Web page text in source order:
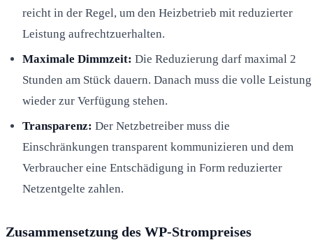
reicht in der Regel, um den Heizbetrieb mit reduzierter
Leistung aufrechtzuerhalten.
Maximale Dimmzeit: Die Reduzierung darf maximal 2
Stunden am Stück dauern. Danach muss die volle Leistung
wieder zur Verfügung stehen.
Transparenz: Der Netzbetreiber muss die
Einschränkungen transparent kommunizieren und dem
Verbraucher eine Entschädigung in Form reduzierter
Netzentgelte zahlen.
Zusammensetzung des WP-Strompreises